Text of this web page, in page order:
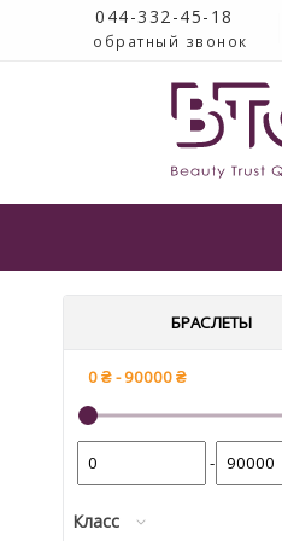
044-332-45-18
обратный звонок
БРАСЛЕТЫ
-
Класс